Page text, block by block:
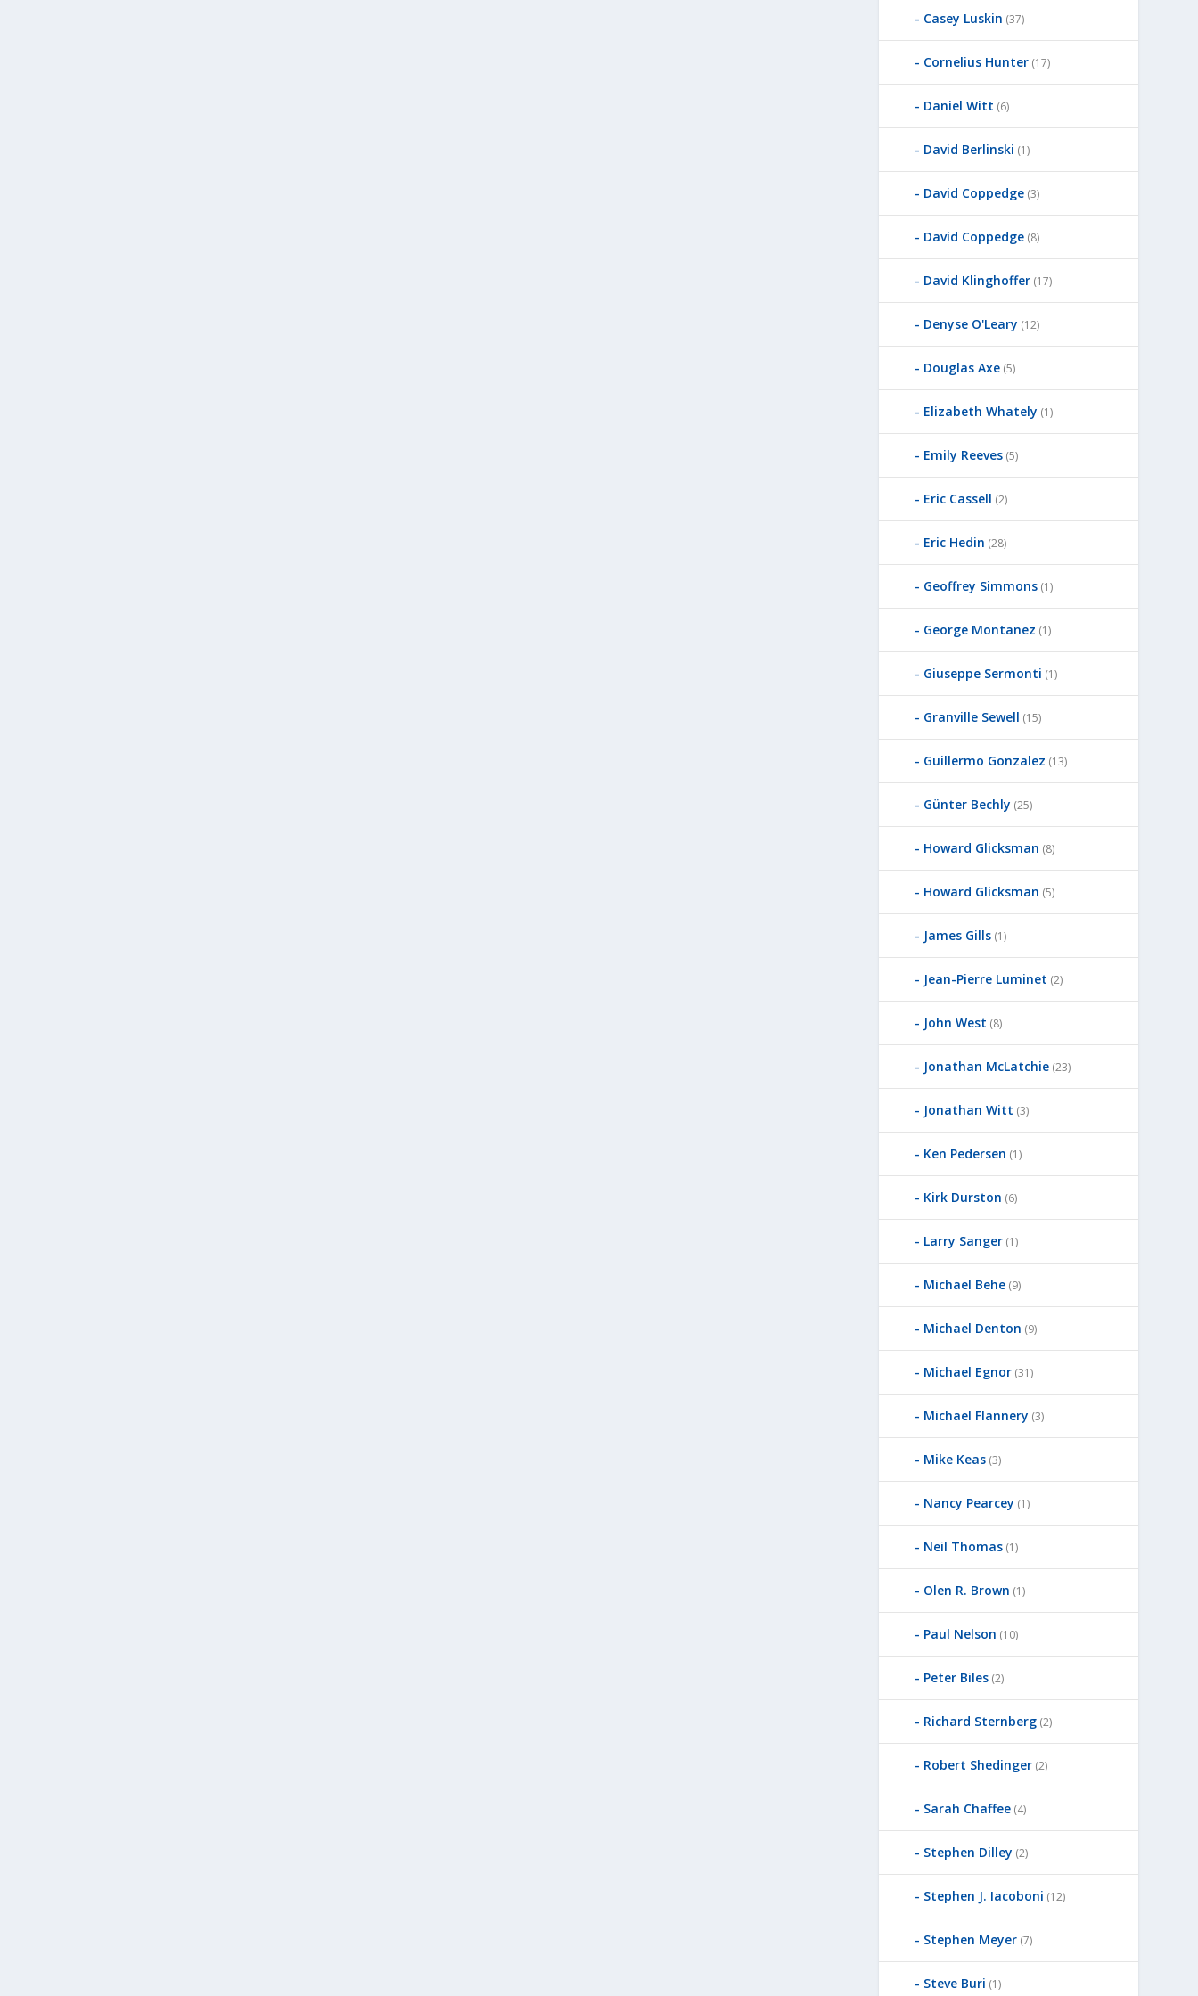
Casey Luskin (37)
Cornelius Hunter (17)
Daniel Witt (6)
David Berlinski (1)
David Coppedge (3)
David Coppedge (8)
David Klinghoffer (17)
Denyse O'Leary (12)
Douglas Axe (5)
Elizabeth Whately (1)
Emily Reeves (5)
Eric Cassell (2)
Eric Hedin (28)
Geoffrey Simmons (1)
George Montanez (1)
Giuseppe Sermonti (1)
Granville Sewell (15)
Guillermo Gonzalez (13)
Günter Bechly (25)
Howard Glicksman (8)
Howard Glicksman (5)
James Gills (1)
Jean-Pierre Luminet (2)
John West (8)
Jonathan McLatchie (23)
Jonathan Witt (3)
Ken Pedersen (1)
Kirk Durston (6)
Larry Sanger (1)
Michael Behe (9)
Michael Denton (9)
Michael Egnor (31)
Michael Flannery (3)
Mike Keas (3)
Nancy Pearcey (1)
Neil Thomas (1)
Olen R. Brown (1)
Paul Nelson (10)
Peter Biles (2)
Richard Sternberg (2)
Robert Shedinger (2)
Sarah Chaffee (4)
Stephen Dilley (2)
Stephen J. Iacoboni (12)
Stephen Meyer (7)
Steve Buri (1)